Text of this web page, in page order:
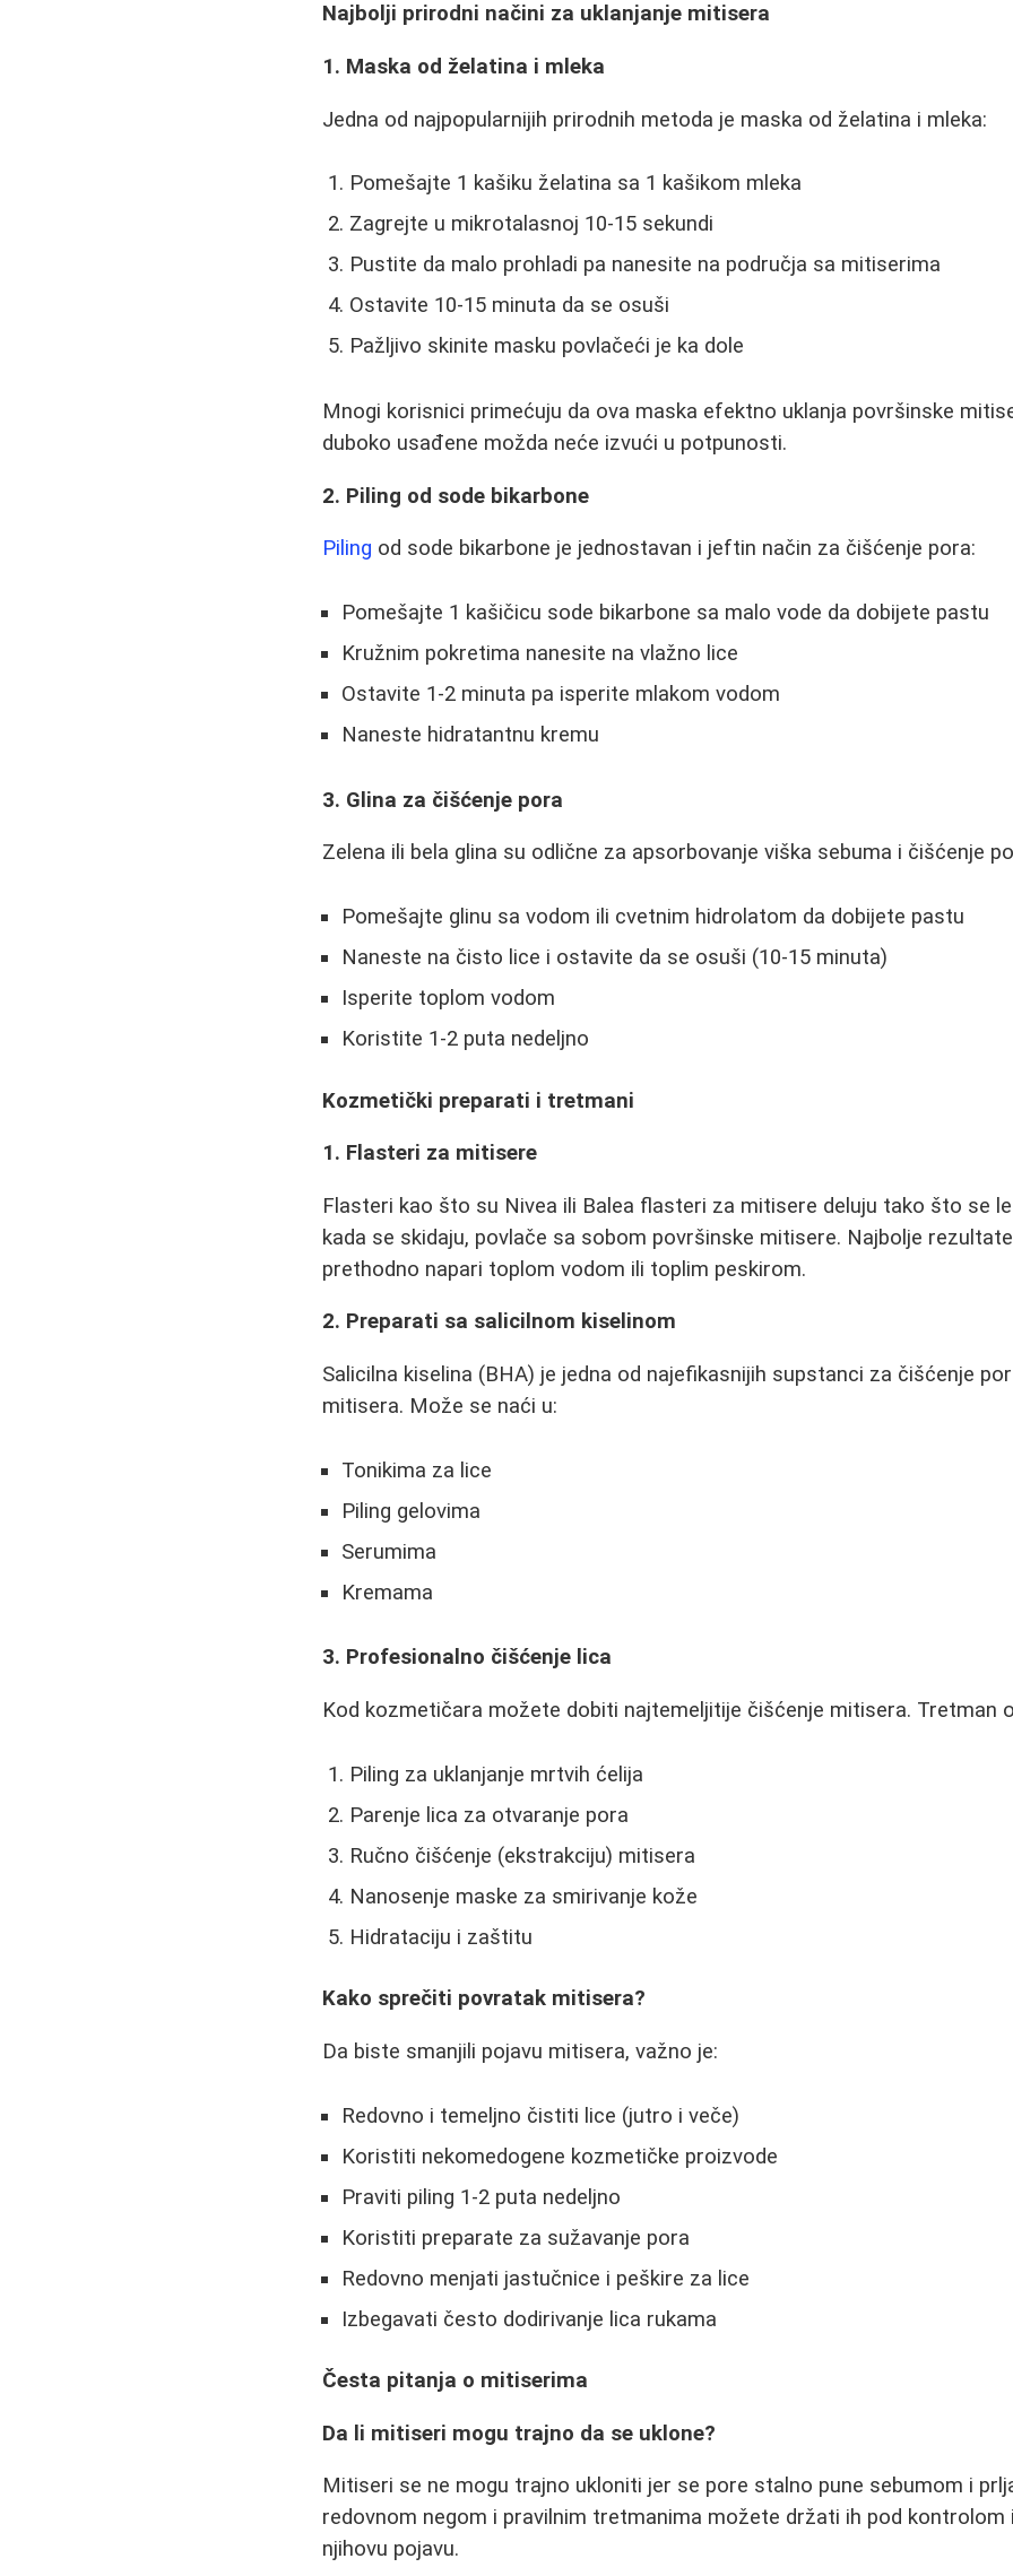
Najbolji prirodni načini za uklanjanje mitisera
1. Maska od želatina i mleka
Jedna od najpopularnijih prirodnih metoda je maska od želatina i mleka:
Pomešajte 1 kašiku želatina sa 1 kašikom mleka
Zagrejte u mikrotalasnoj 10-15 sekundi
Pustite da malo prohladi pa nanesite na područja sa mitiserima
Ostavite 10-15 minuta da se osuši
Pažljivo skinite masku povlačeći je ka dole
Mnogi korisnici primećuju da ova maska efektno uklanja površinske
duboko usađene možda neće izvući u potpunosti.
2. Piling od sode bikarbone
Piling od sode bikarbone je jednostavan i jeftin način za čišćenje pora:
Pomešajte 1 kašičicu sode bikarbone sa malo vode da dobijete pastu
Kružnim pokretima nanesite na vlažno lice
Ostavite 1-2 minuta pa isperite mlakom vodom
Naneste hidratantnu kremu
3. Glina za čišćenje pora
Zelena ili bela glina su odlične za apsorbovanje viška sebuma i čišćenje
Pomešajte glinu sa vodom ili cvetnim hidrolatom da dobijete pastu
Naneste na čisto lice i ostavite da se osuši (10-15 minuta)
Isperite toplom vodom
Koristite 1-2 puta nedeljno
Kozmetički preparati i tretmani
1. Flasteri za mitisere
Flasteri kao što su Nivea ili Balea flasteri za mitisere deluju tako što se
kada se skidaju, povlače sa sobom površinske mitisere. Najbolje
prethodno napari toplom vodom ili toplim peskirom.
2. Preparati sa salicilnom kiselinom
Salicilna kiselina (BHA) je jedna od najefikasnijih supstanci za čišćenje
mitisera. Može se naći u:
Tonikima za lice
Piling gelovima
Serumima
Kremama
3. Profesionalno čišćenje lica
Kod kozmetičara možete dobiti najtemeljitije čišćenje mitisera. Tretman
Piling za uklanjanje mrtvih ćelija
Parenje lica za otvaranje pora
Ručno čišćenje (ekstrakciju) mitisera
Nanosenje maske za smirivanje kože
Hidrataciju i zaštitu
Kako sprečiti povratak mitisera?
Da biste smanjili pojavu mitisera, važno je:
Redovno i temeljno čistiti lice (jutro i veče)
Koristiti nekomedogene kozmetičke proizvode
Praviti piling 1-2 puta nedeljno
Koristiti preparate za sužavanje pora
Redovno menjati jastučnice i peškire za lice
Izbegavati često dodirivanje lica rukama
Česta pitanja o mitiserima
Da li mitiseri mogu trajno da se uklone?
Mitiseri se ne mogu trajno ukloniti jer se pore stalno pune sebumom i
redovnom negom i pravilnim tretmanima možete držati ih pod kontrolom
njihovu pojavu.